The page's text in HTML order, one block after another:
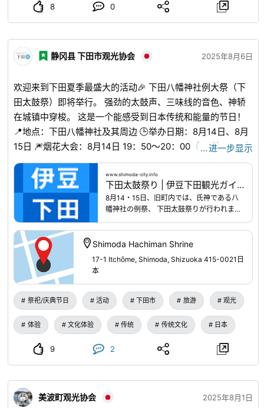
务必报名！ 【也欢迎初学者】 “没有撰稿经验也可以吗”“没有
企划、采访和拍摄经验……”没关系！为了让您提交的企划在每
您提供支持！首先从您可以按照自己的节奏撰写的文章开始！
让我们一点点习惯吧◎ 咨询方式 （一般社团法人）庄原观光
邮箱 kanko@shobara.net 详细URL www.shobara-
info.com...
8 0
静冈县 下田市观光协会 2025年8月6日
欢迎来到下田夏季最盛大的活动🎉 下田八幡神社例大祭（下
田太鼓祭）即将举行。 强劲的太鼓声、三味线的音色、神轿
在城镇中穿梭。 这是一个能感受到日本传统和能量的节日！
📍地点：下田八幡神社及其周边 🕒举办日期：8月14日、8月
15日 🎆烟花大会：8月14日 19：50～20：00（预计） 📸 别
忘了带上相机！这是一年一度的特别体验。 和志愿者们一起
喊着“嘿哟！嘿哟！”，一起热闹起来吧💪🔥
city.info...
…进一步显示
www.shimoda-city.info
下田太鼓祭り | 伊豆下田観光ガイド
8月14・15日、旧町内では、氏神である八
幡神社の例祭、 下田太鼓祭りが行われま
点に次々と町へ繰り出し、 笛や三味線、太
鼓を打ち鳴らしながら一日中各通りを練り
満載。 下田っ子の弾けるような熱気に、聴
す。
Shimoda Hachiman Shrine
17-1 Itchōme, Shimoda, Shizuoka 415-0021日
本
祭祀/庆典节日 活动 下田市 旅游 观光
体验 文化体验 传统 传统文化 日本
9 2
美波町观光协会 2025年8月1日